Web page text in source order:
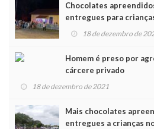
Chocolates
entregues para
Noel 18 de dezembro de
Homem é preso por
cárcere privado
18 de dezembro de 2021
Mais chocolates
entregues a crianças